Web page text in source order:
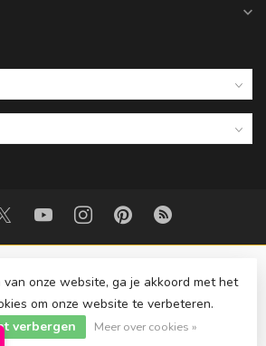
2026 Strijkinstrumentenshop.nl
onze website, ga je akkoord met het
om onze website te verbeteren.
verbergen
Meer over cookies »